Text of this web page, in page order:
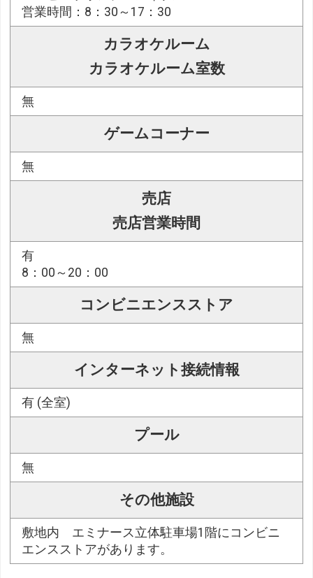
営業時間：8：30～17：30
カラオケルーム
カラオケルーム室数
無
ゲームコーナー
無
売店
売店営業時間
有
8：00～20：00
コンビニエンスストア
無
インターネット接続情報
有 (全室)
プール
無
その他施設
敷地内 エミナース立体駐車場1階にコンビニ
エンスストアがあります。